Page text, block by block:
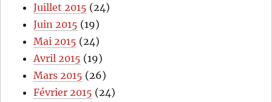
Juillet 2015 (24)
Juin 2015 (19)
Mai 2015 (24)
Avril 2015 (19)
Mars 2015 (26)
Février 2015 (24)